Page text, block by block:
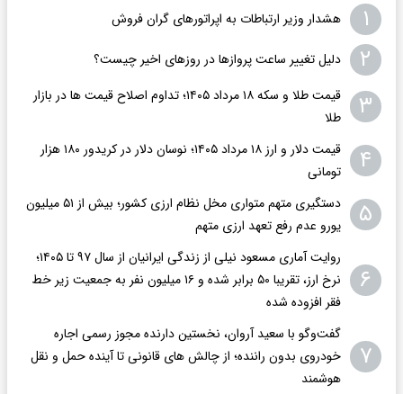
۱ هشدار وزیر ارتباطات به اپراتورهای گران فروش
۲ دلیل تغییر ساعت پروازها در روزهای اخیر چیست؟
۳
قیمت طلا و سکه ۱۸ مرداد ۱۴۰۵؛ تداوم اصلاح قیمت ها در بازار
طلا
۴
قیمت دلار و ارز ۱۸ مرداد ۱۴۰۵​؛ نوسان دلار در کریدور ۱۸۰ هزار
تومانی
۵
دستگیری متهم متواری مخل نظام ارزی کشور؛ بیش از ۵۱ میلیون
یورو عدم رفع تعهد ارزی متهم
۶
روایت آماری مسعود نیلی از زندگی ایرانیان از سال ۹۷ تا ۱۴۰۵؛
نرخ ارز، تقریبا ۵۰ برابر شده و ۱۶ میلیون نفر به جمعیت زیر خط
فقر افزوده شده
۷
گفت‌وگو با سعید آروان، نخستین دارنده مجوز رسمی اجاره
خودروی بدون راننده؛ از چالش های قانونی تا آینده حمل و نقل
هوشمند